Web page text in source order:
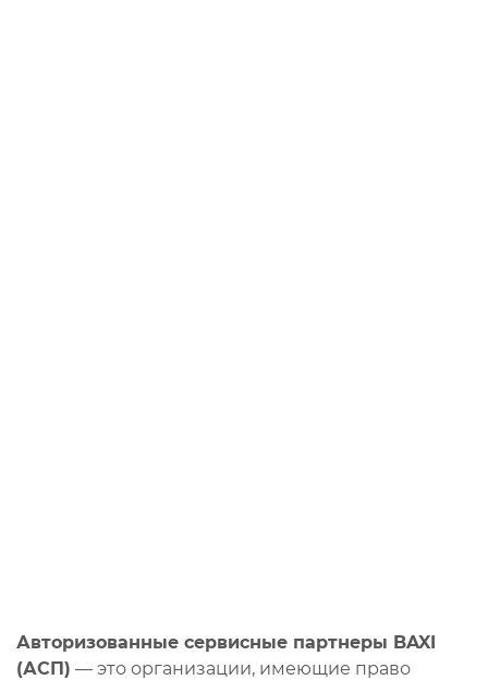
Авторизованные сервисные партнеры BAXI
(АСП) — это организации, имеющие право